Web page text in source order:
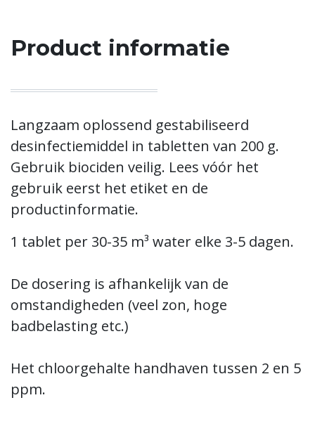
Product informatie
Langzaam oplossend gestabiliseerd
desinfectiemiddel in tabletten van 200 g.
Gebruik biociden veilig. Lees vóór het
gebruik eerst het etiket en de
productinformatie.
1 tablet per 30-35 m³ water elke 3-5 dagen.
De dosering is afhankelijk van de
omstandigheden (veel zon, hoge
badbelasting etc.)
Het chloorgehalte handhaven tussen 2 en 5
ppm.